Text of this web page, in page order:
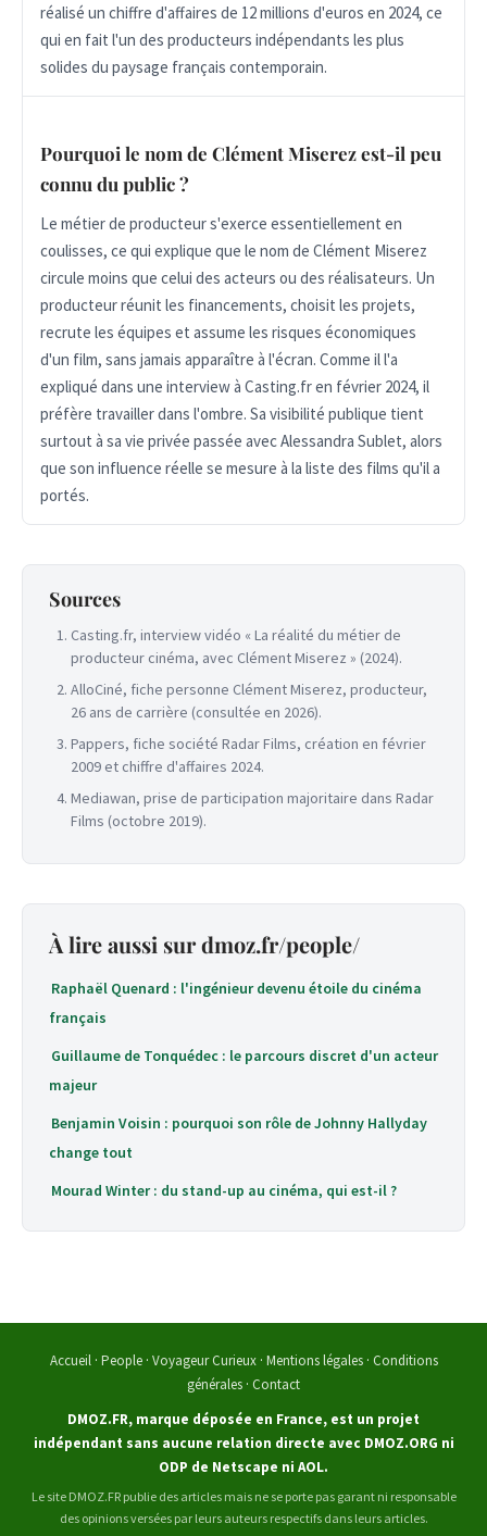
réalisé un chiffre d'affaires de 12 millions d'euros en 2024, ce
qui en fait l'un des producteurs indépendants les plus
solides du paysage français contemporain.
Pourquoi le nom de Clément Miserez est-il peu
connu du public ?
Le métier de producteur s'exerce essentiellement en
coulisses, ce qui explique que le nom de Clément Miserez
circule moins que celui des acteurs ou des réalisateurs. Un
producteur réunit les financements, choisit les projets,
recrute les équipes et assume les risques économiques
d'un film, sans jamais apparaître à l'écran. Comme il l'a
expliqué dans une interview à Casting.fr en février 2024, il
préfère travailler dans l'ombre. Sa visibilité publique tient
surtout à sa vie privée passée avec Alessandra Sublet, alors
que son influence réelle se mesure à la liste des films qu'il a
portés.
Sources
Casting.fr, interview vidéo « La réalité du métier de
producteur cinéma, avec Clément Miserez » (2024).
AlloCiné, fiche personne Clément Miserez, producteur,
26 ans de carrière (consultée en 2026).
Pappers, fiche société Radar Films, création en février
2009 et chiffre d'affaires 2024.
Mediawan, prise de participation majoritaire dans Radar
Films (octobre 2019).
À lire aussi sur dmoz.fr/people/
Raphaël Quenard : l'ingénieur devenu étoile du cinéma
français
Guillaume de Tonquédec : le parcours discret d'un acteur
majeur
Benjamin Voisin : pourquoi son rôle de Johnny Hallyday
change tout
Mourad Winter : du stand-up au cinéma, qui est-il ?
Accueil· People· Voyageur Curieux· Mentions légales· Conditions
générales · Contact
DMOZ.FR, marque déposée en France, est un projet
indépendant sans aucune relation directe avec DMOZ.ORG ni
ODP de Netscape ni AOL.
Le site DMOZ.FR publie des articles mais ne se porte pas garant ni responsable
des opinions versées par leurs auteurs respectifs dans leurs articles.